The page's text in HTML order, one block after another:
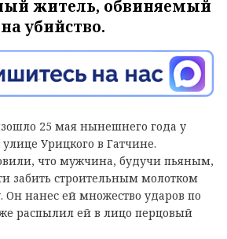
житель, обвиняемый
убийство.
25 мая нынешнего года у
Урицкого в Гатчине.
что мужчина, будучи пьяным,
забить строительным молотком
Он нанес ей множество ударов по
распылил ей в лицо перцовый